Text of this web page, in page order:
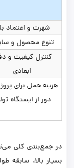
شهرت و اعتماد
تنوع محصول و
کنترل کیفیت و
ابعادی
هزینه حمل برای
دور از ایستگاه
در جمع‌بندی کلی
بسیار بالا، سابقه